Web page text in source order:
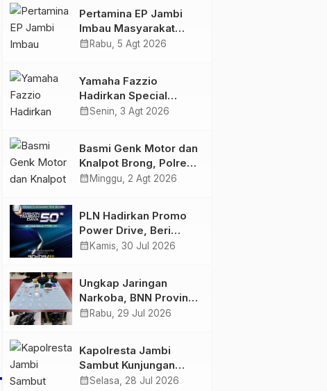
Pertamina EP Jambi
Imbau Masyarakat
Tidak Beraktivitas di
Bersama
calendar_month Rabu, 5 Agt 2026
Yamaha Fazzio
Hadirkan Special
Edition Sunset Blue,
Semakin Skena
calendar_monthSenin, 3 Agt 2026
Basmi Genk Motor dan
Knalpot Brong, Polres
Tanjab Barat Amankan
calendar_month Minggu, 2 Agt 2026
PLN Hadirkan Promo
Power Drive, Beri
Diskon Tambah Daya
calendar_month Kamis, 30 Jul 2026
Ungkap Jaringan
Narkoba, BNN Provinsi
Jambi dan Bea Cukai
Butir Ekstasi dan 146
Gram Sabu
calendar_month Rabu, 29 Jul 2026
Kapolresta Jambi
Sambut Kunjungan
Ketua dan Pengurus
calendar_monthSelasa, 28 Jul 2026